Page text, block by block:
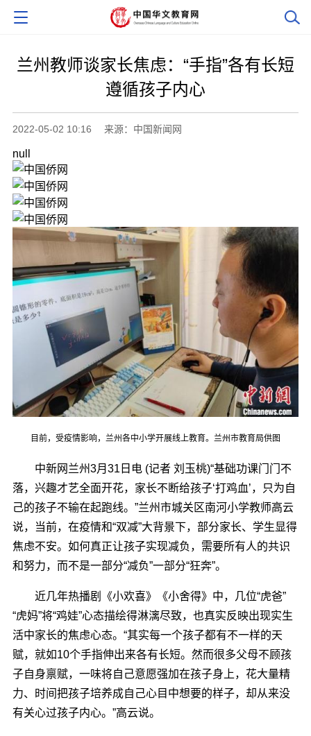
兰州教师谈家长焦虑：“手指”各有长短
遵循孩子内心
2022-05-02 10:16 来源：中国新闻网
null
目前，受疫情影响，兰州各中小学开展线上教育。兰州市教育局供图
中新网兰州3月31日电 (记者 刘玉桃)“基础功课门门不
落，兴趣才艺全面开花，家长不断给孩子‘打鸡血’，只为自
己的孩子不输在起跑线。”兰州市城关区南河小学教师高云
说，当前，在疫情和“双减”大背景下，部分家长、学生显得
焦虑不安。如何真正让孩子实现减负，需要所有人的共识
和努力，而不是一部分“减负”一部分“狂奔”。
近几年热播剧《小欢喜》《小舍得》中，几位“虎爸”
“虎妈”将“鸡娃”心态描绘得淋漓尽致，也真实反映出现实生
活中家长的焦虑心态。“其实每一个孩子都有不一样的天
赋，就如10个手指伸出来各有长短。然而很多父母不顾孩
子自身禀赋，一味将自己意愿强加在孩子身上，花大量精
力、时间把孩子培养成自己心目中想要的样子，却从来没
有关心过孩子内心。”高云说。